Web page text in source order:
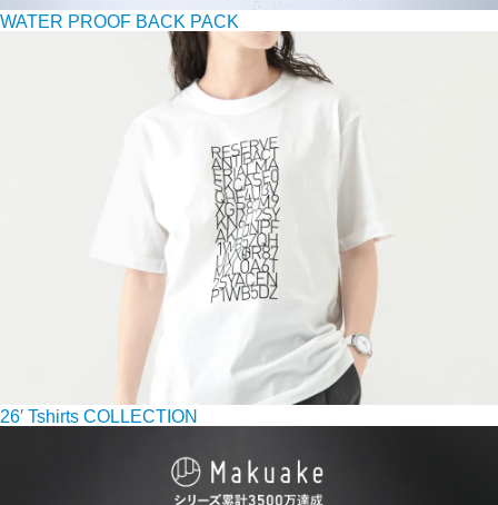
WATER PROOF BACK PACK
26′ Tshirts COLLECTION